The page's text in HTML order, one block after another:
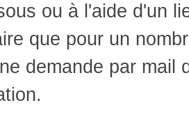
ou à l'aide d'un
que pour un
demande par mail